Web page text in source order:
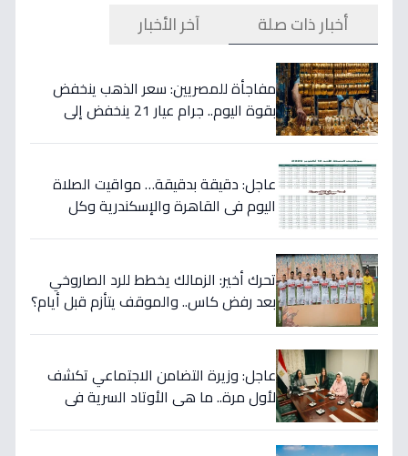
أخبار ذات صلة آخر الأخبار
مفاجأة للمصريين: سعر الذهب ينخفض
بقوة اليوم.. جرام عيار 21 ينخفض إلى
عاجل: دقيقة بدقيقة… مواقيت الصلاة
اليوم في القاهرة والإسكندرية وكل
تحرك أخير: الزمالك يخطط للرد الصاروخي
بعد رفض كاس.. والموقف يتأزم قبل أيام؟
عاجل: وزيرة التضامن الاجتماعي تكشف
لأول مرة.. ما هي الأوتاد السرية في